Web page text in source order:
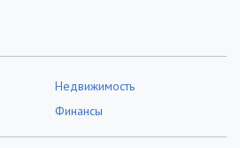
Недвижимость
Финансы